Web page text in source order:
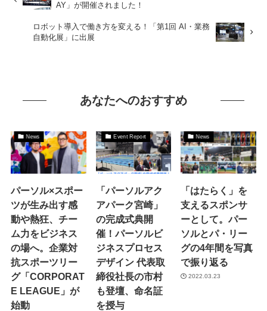
AY」が開催されました！
ロボット導入で働き方を変える！「第1回 AI・業務
自動化展」に出展
あなたへのおすすめ
News
パーソル×スポー
ツが生み出す感
動や熱狂、チー
ム力をビジネス
の場へ。企業対
抗スポーツリー
グ「CORPORAT
E LEAGUE」が
始動
Event Report
「パーソルアク
アパーク宮崎」
の完成式典開
催！パーソルビ
ジネスプロセス
デザイン 代表取
締役社長の市村
も登壇、命名証
を授与
News
「はたらく」を
支えるスポンサ
ーとして。パー
ソルとパ・リー
グの4年間を写真
で振り返る
2022.03.23